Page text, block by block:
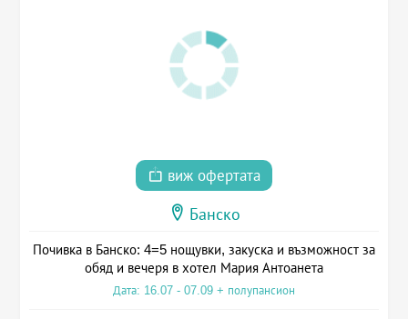
виж офертата
Банско
Почивка в Банско: 4=5 нощувки, закуска и възможност за
обяд и вечеря в хотел Мария Антоанета
Дата: 16.07 - 07.09 + полупансион